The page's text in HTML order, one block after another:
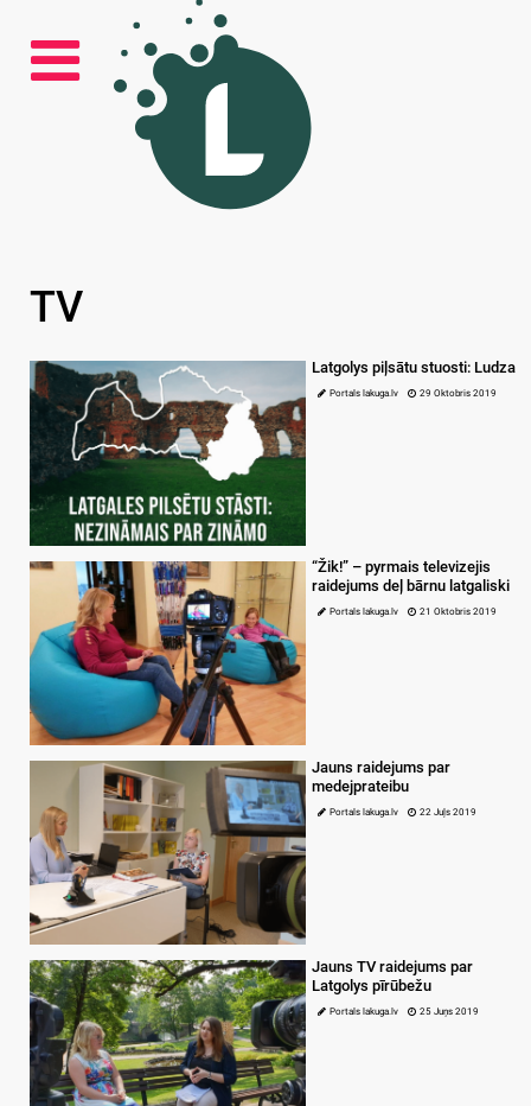
TV
Latgolys piļsātu stuosti: Ludza
Portals lakuga.lv 29 Oktobris 2019
“Žik!” – pyrmais televizejis
raidejums deļ bārnu latgaliski
Portals lakuga.lv 21 Oktobris 2019
Jauns raidejums par
medejprateibu
Portals lakuga.lv 22 Juļs 2019
Jauns TV raidejums par
Latgolys pīrūbežu
Portals lakuga.lv 25 Juņs 2019